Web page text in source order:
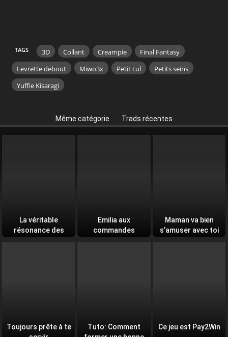
TAGS 3D Collant Creampie
Final Fantasy
Levrette debout
Miwo3x Petit cul
Petits seins
Yuffie Kisaragi
Même catégorie Trads récentes
La véritable
résonance des
Emilia aux
commandes
Maman va bien
s’amuser avec toi
Toujours prête à te
Tuto: Comment
Ce jeu est Pay2Win